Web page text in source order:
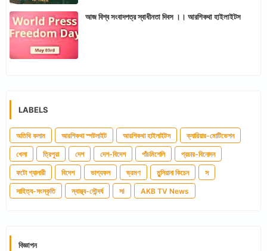
আজ বিশ্ব সংবাদপত্র স্বাধীনতা দিবস ।। আরশিকথা হাইলাইটস
LABELS
অতিথি কলাম আরশিকথা স্পটলাইট আরশিকথা হাইলাইটস ক্যারিয়ার-মোটিভেশন
খেলা ত্রিপুরা দেশ দেশ-বিদেশ পাঁচমিশেলি প্রচার-বিনোদন
ফটো গ্যালারী বিদেশ ভাগ্যফল ভ্রমণ মুন্সিয়ানা কিচেন স
সাহিত্য-সংস্কৃতি স্বাস্থ্য-সৌন্দর্য সl AKB TV News
বিজ্ঞাপন